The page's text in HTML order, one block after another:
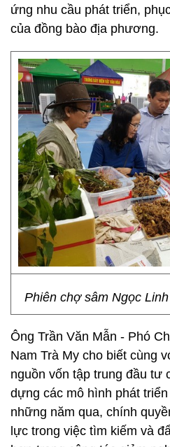
ứng nhu cầu phát triển,
của đồng bào địa phương.
Phiên chợ sâm Ngọc
Ông Trần Văn Mẫn - Phó
Nam Trà My cho biết cùng
nguồn vốn tập trung đầu tư
dựng các mô hình phát
những năm qua, chính
lực trong việc tìm kiếm và